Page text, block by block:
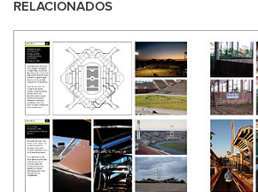
RELACIONADOS